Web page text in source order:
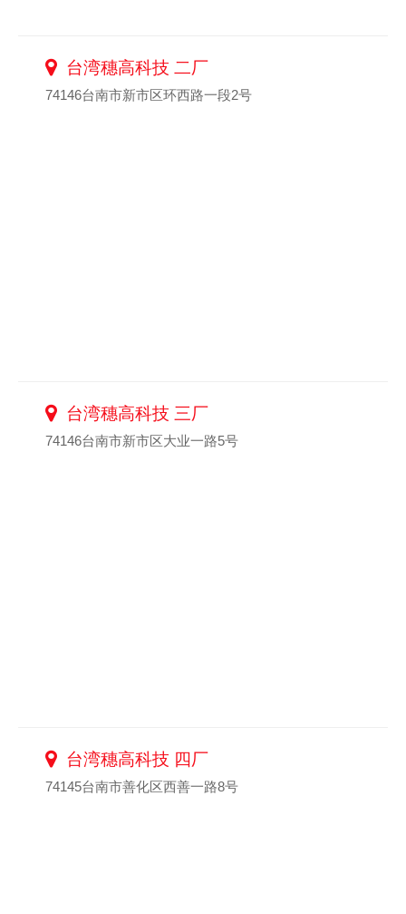
台湾穗高科技 二厂
74146台南市新市区环西路一段2号
台湾穗高科技 三厂
74146台南市新市区大业一路5号
台湾穗高科技 四厂
74145台南市善化区西善一路8号